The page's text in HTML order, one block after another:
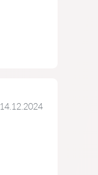
14.12.2024